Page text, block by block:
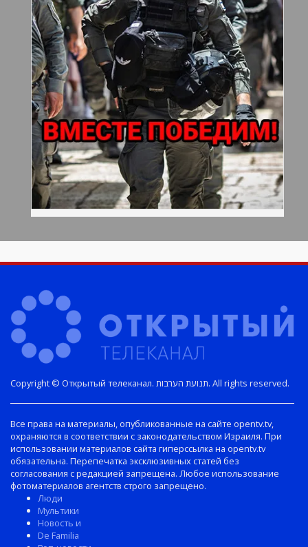
Copyright © Открытый телеканал. תנועת הערבות. All rights reserved.
Все права на материалы, опубликованные на сайте opentv.tv,
охраняются в соответствии с законодательством Израиля. При
использовании материалов сайта гиперссылка на opentv.tv
обязательна. Перепечатка эксклюзивных статей без
согласования с редакцией запрещена. Любое использование
фотоматериалов агентств строго запрещено.
Люди
Мультики
Новость и
De Familia